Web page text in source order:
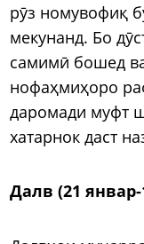
рӯз номувофиқ
мекунанд. Бо
самимӣ бошед
нофаҳмиҳоро
даромади муфт
хатарнок даст
Далв (21